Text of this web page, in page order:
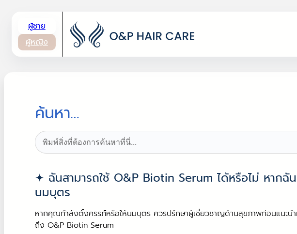
ผู้ชาย
ผู้หญิง
โทร.
ค้นหา…
Search
ฉันสามารถใช้ O&P Biotin Serum ได้หรือไม่ หากฉั
นมบุตร
หากคุณกำลังตั้งครรภ์หรือให้นมบุตร ควรปรึกษาผู้เชี่ยวชาญด้านสุขภาพก่อนแนะ
ถึง O&P Biotin Serum